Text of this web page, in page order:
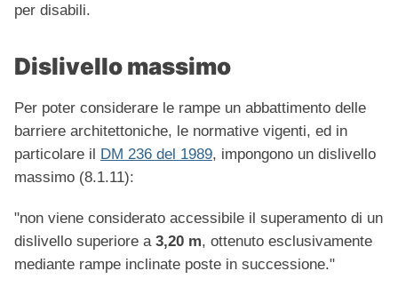
per disabili.
Dislivello massimo
Per poter considerare le rampe un abbattimento delle
barriere architettoniche, le normative vigenti, ed in
particolare il DM 236 del 1989, impongono un dislivello
massimo (8.1.11):
"non viene considerato accessibile il superamento di un
dislivello superiore a 3,20 m, ottenuto esclusivamente
mediante rampe inclinate poste in successione."